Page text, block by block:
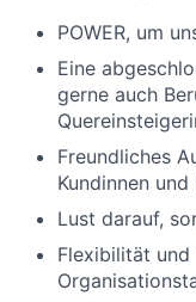
POWER, um
Eine
gerne auch
Freundliches
Kundinnen und
Lust darauf,
Flexibilität und